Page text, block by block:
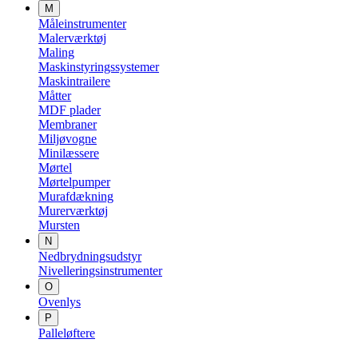
M
Måleinstrumenter
Malerværktøj
Maling
Maskinstyringssystemer
Maskintrailere
Måtter
MDF plader
Membraner
Miljøvogne
Minilæssere
Mørtel
Mørtelpumper
Murafdækning
Murerværktøj
Mursten
N
Nedbrydningsudstyr
Nivelleringsinstrumenter
O
Ovenlys
P
Palleløftere